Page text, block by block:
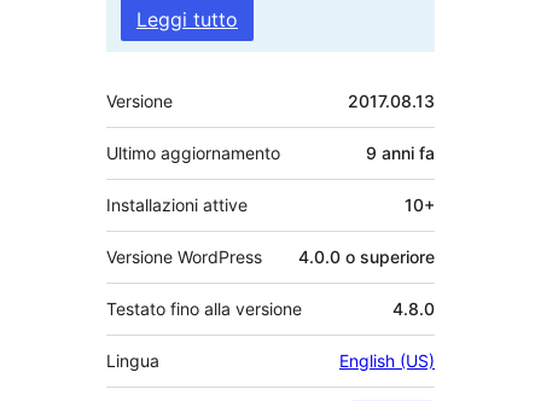
Leggi tutto
Meta
Versione 2017.08.13
Ultimo aggiornamento 9 anni fa
Installazioni attive 10+
Versione WordPress 4.0.0 o superiore
Testato fino alla versione 4.8.0
Lingua English (US)